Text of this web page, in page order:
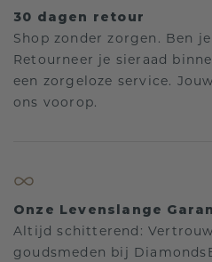
30 dagen retour
Shop zonder zorgen. Ben
Retourneer je sieraad
een zorgeloze service.
ons voorop.
Onze Levenslange
Altijd schitterend:
goudsmeden bij